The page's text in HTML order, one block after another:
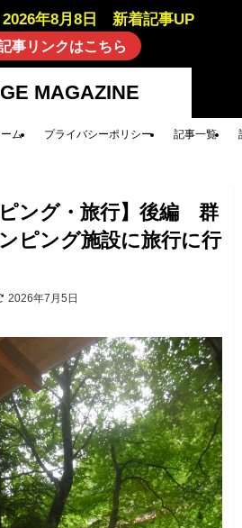
年8月8日 新着記事UP
事リンクはこちら
MAGAZINE
ム プライバシーポリシー 記事一覧
ピング・旅行】後編 群
ピング施設に旅行に行
2026年7月5日